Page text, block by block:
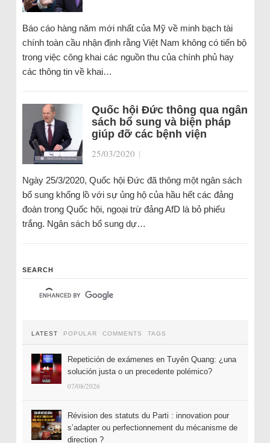
Báo cáo hàng năm mới nhất của Mỹ về minh bạch tài
chính toàn cầu nhận định rằng Việt Nam không có tiến bộ
trong việc công khai các nguồn thu của chính phủ hay
các thông tin về khai…
Quốc hội Đức thông qua ngân
sách bổ sung và biện pháp
giúp đỡ các bệnh viện
25/03/2020 |
Ngày 25/3/2020, Quốc hội Đức đã thông một ngân sách
bổ sung khổng lồ với sự ủng hộ của hầu hết các đảng
đoàn trong Quốc hội, ngoại trừ đảng AfD là bỏ phiếu
trắng. Ngân sách bổ sung dự…
SEARCH
LATEST POPULAR COMMENTS TAGS
Repetición de exámenes en Tuyên Quang: ¿una
solución justa o un precedente polémico?
07/08/2026
Révision des statuts du Parti : innovation pour
s’adapter ou perfectionnement du mécanisme de
direction ?